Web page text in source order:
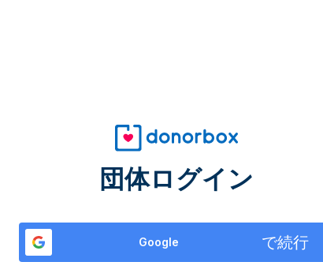
団体ログイン
Google で続行